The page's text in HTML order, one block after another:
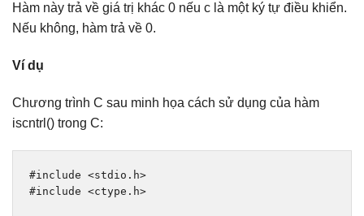
Hàm này trả về giá trị khác 0 nếu c là một ký tự điều khiển.
Nếu không, hàm trả về 0.
Ví dụ
Chương trình C sau minh họa cách sử dụng của hàm
iscntrl() trong C:
#include <stdio.h>
#include <ctype.h>